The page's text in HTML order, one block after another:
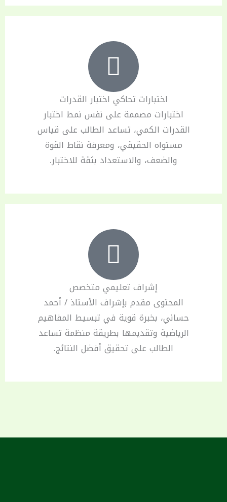
اختبارات تحاكي اختبار القدرات
اختبارات مصممة على نفس نمط اختبار
القدرات الكمي، تساعد الطالب على قياس
مستواه الحقيقي، ومعرفة نقاط القوة
والضعف، والاستعداد بثقة للاختبار.
إشراف تعليمي متخصص
المحتوى مقدم بإشراف الأستاذ / أحمد
حساني، بخبرة قوية في تبسيط المفاهيم
الرياضية وتقديمها بطريقة منظمة تساعد
الطالب على تحقيق أفضل النتائج.